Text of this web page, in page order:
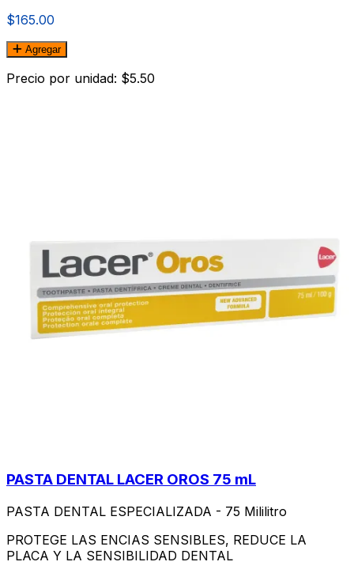
$165.00
Agregar
Precio por unidad: $5.50
PASTA DENTAL LACER OROS 75 mL
PASTA DENTAL ESPECIALIZADA - 75 Mililitro
PROTEGE LAS ENCIAS SENSIBLES, REDUCE LA
PLACA Y LA SENSIBILIDAD DENTAL